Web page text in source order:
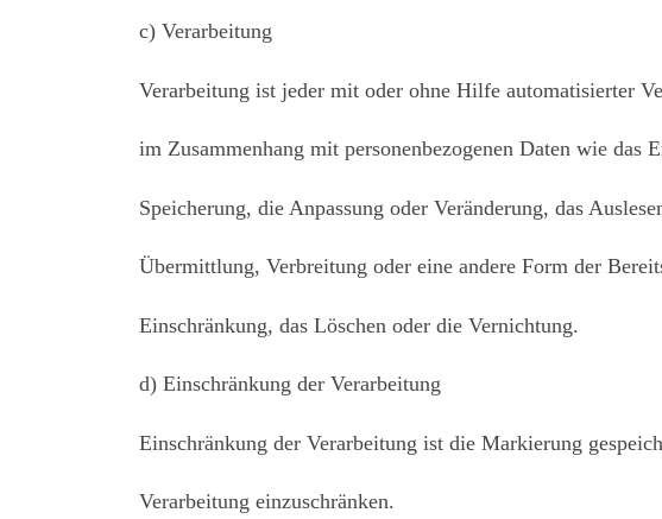
c) Verarbeitung
Verarbeitung ist jeder mit oder ohne Hilfe automatisierter
im Zusammenhang mit personenbezogenen Daten wie das
Speicherung, die Anpassung oder Veränderung, das
Übermittlung, Verbreitung oder eine andere Form der
Einschränkung, das Löschen oder die Vernichtung.
d) Einschränkung der Verarbeitung
Einschränkung der Verarbeitung ist die Markierung
Verarbeitung einzuschränken.